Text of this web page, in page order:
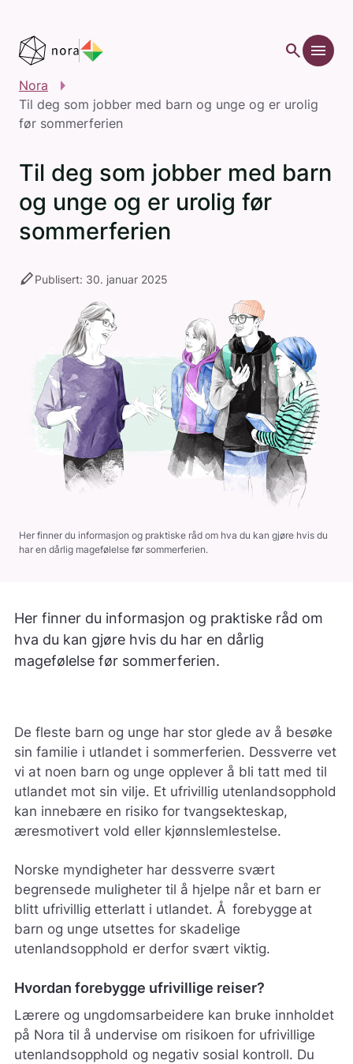
search menu
Nora
Til deg som jobber med barn og unge og er urolig
før sommerferien
Til deg som jobber med barn
og unge og er urolig før
sommerferien
stylusPublisert: 30. januar 2025
Her finner du informasjon og praktiske råd om hva du kan gjøre hvis du
har en dårlig magefølelse før sommerferien.
Her finner du informasjon og praktiske råd om
hva du kan gjøre hvis du har en dårlig
magefølelse før sommerferien.
De fleste barn og unge har stor glede av å besøke
sin familie i utlandet i sommerferien. Dessverre vet
vi at noen barn og unge opplever å bli tatt med til
utlandet mot sin vilje. Et ufrivillig utenlandsopphold
kan innebære en risiko for tvangsekteskap,
æresmotivert vold eller kjønnslemlestelse.
Norske myndigheter har dessverre svært
begrensede muligheter til å hjelpe når et barn er
blitt ufrivillig etterlatt i utlandet. Å forebygge at
barn og unge utsettes for skadelige
utenlandsopphold er derfor svært viktig.
Hvordan forebygge ufrivillige reiser?
Lærere og ungdomsarbeidere kan bruke innholdet
på Nora til å undervise om risikoen for ufrivillige
utenlandsopphold og negativ sosial kontroll. Du